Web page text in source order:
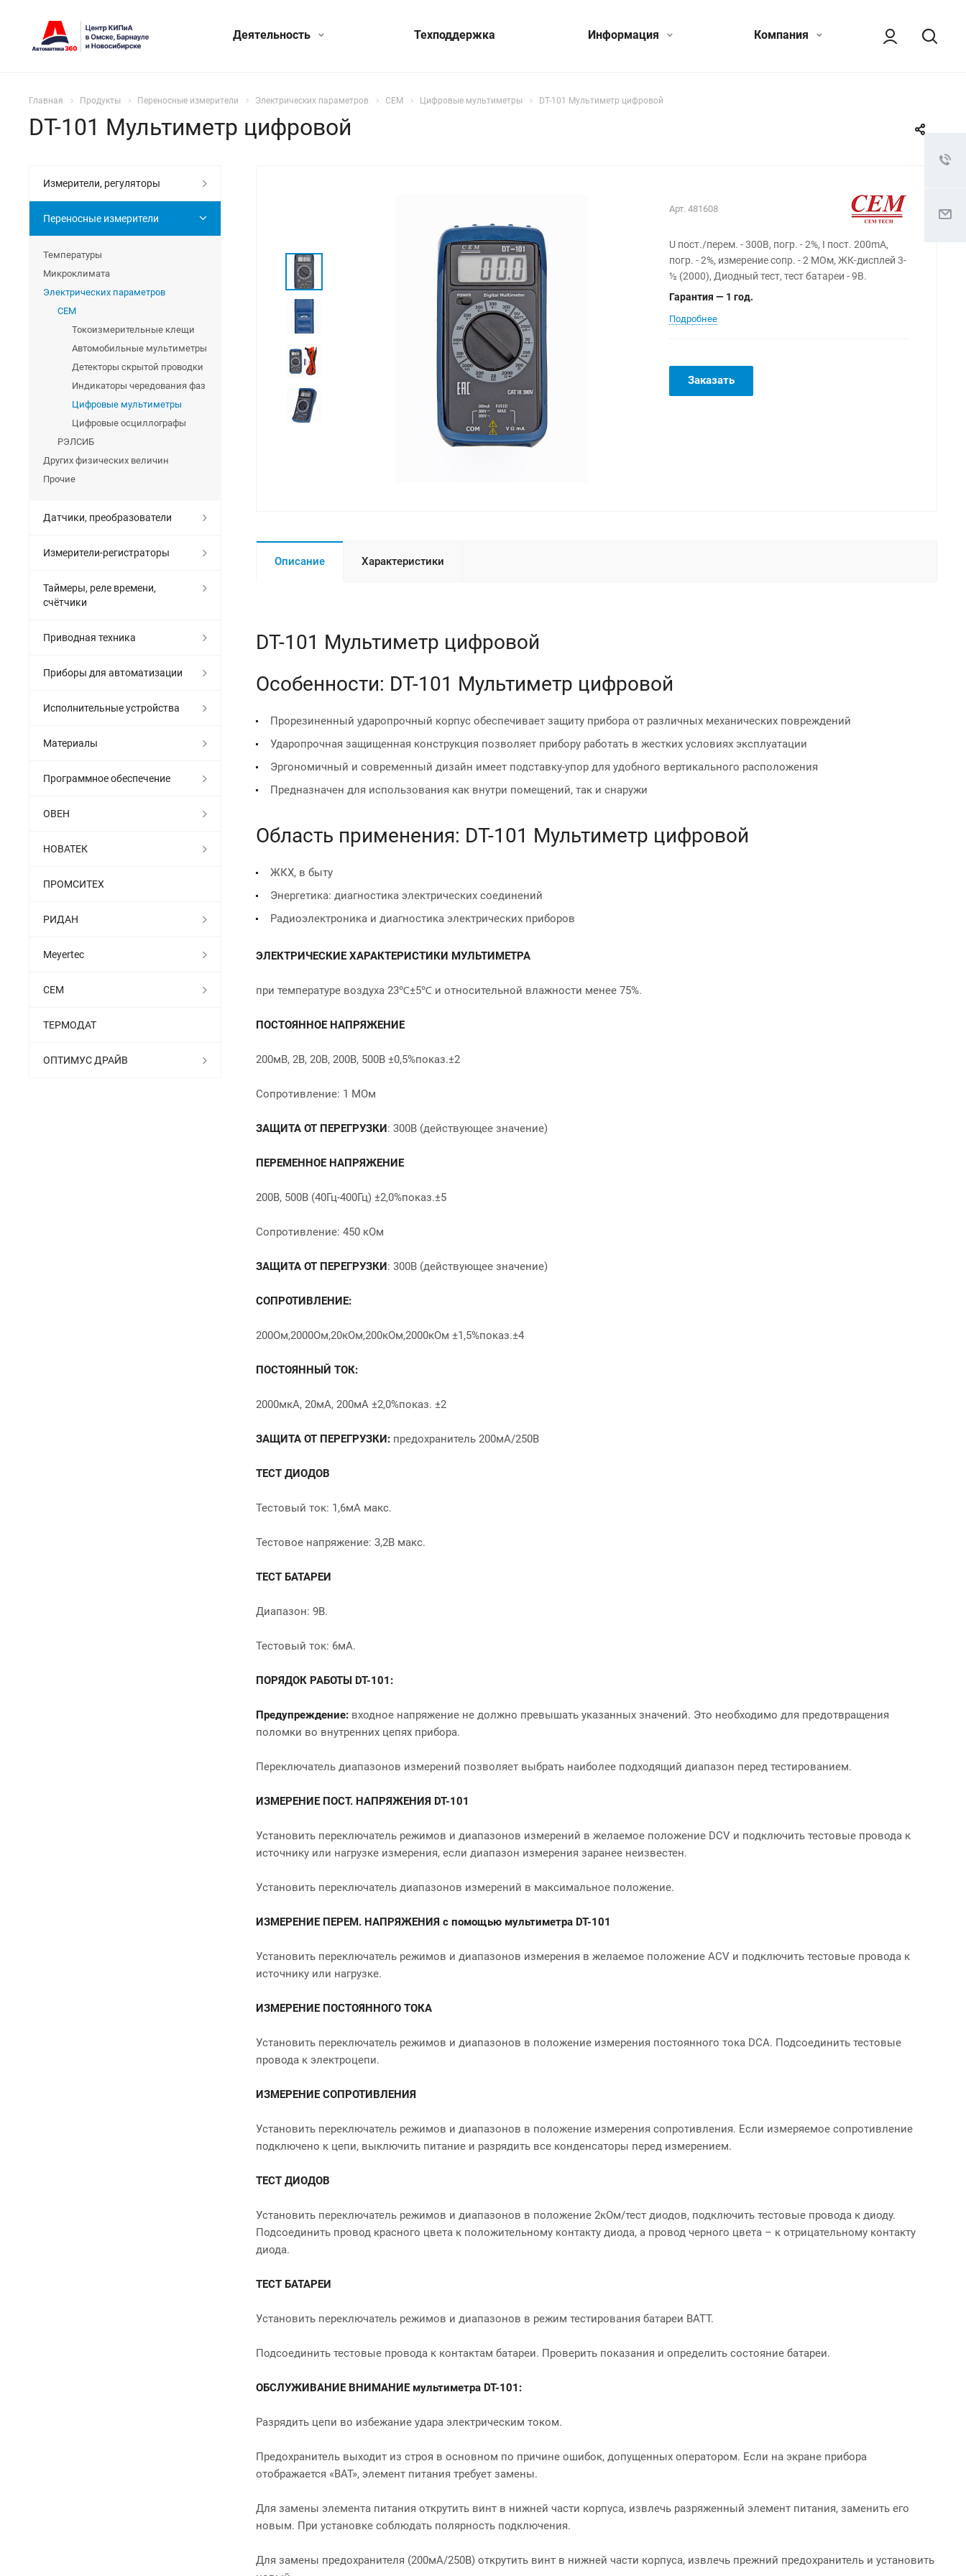
Деятельность Техподдержка Информация Компания
Главная Продукты Переносные измерители Электрических параметров CEM Цифровые мультиметры DT-101 Мультиметр цифровой
DT-101 Мультиметр цифровой
Арт. 481608
U пост./перем. - 300В, погр. - 2%, I пост. 200mA,
погр. - 2%, измерение сопр. - 2 МОм, ЖК-дисплей 3-
½ (2000), Диодный тест, тест батареи - 9В.
Гарантия — 1 год.
Подробнее
Заказать
Описание Характеристики
DT-101 Мультиметр цифровой
Особенности: DT-101 Мультиметр цифровой
Прорезиненный ударопрочный корпус обеспечивает защиту прибора от различных механических повреждений
Ударопрочная защищенная конструкция позволяет прибору работать в жестких условиях эксплуатации
Эргономичный и современный дизайн имеет подставку-упор для удобного вертикального расположения
Предназначен для использования как внутри помещений, так и снаружи
Область применения: DT-101 Мультиметр цифровой
ЖКХ, в быту
Энергетика: диагностика электрических соединений
Радиоэлектроника и диагностика электрических приборов
ЭЛЕКТРИЧЕСКИЕ ХАРАКТЕРИСТИКИ МУЛЬТИМЕТРА
при температуре воздуха 23℃±5℃ и относительной влажности менее 75%.
ПОСТОЯННОЕ НАПРЯЖЕНИЕ
200мВ, 2В, 20В, 200В, 500В ±0,5%показ.±2
Сопротивление: 1 МОм
ЗАЩИТА ОТ ПЕРЕГРУЗКИ: 300В (действующее значение)
ПЕРЕМЕННОЕ НАПРЯЖЕНИЕ
200В, 500В (40Гц-400Гц) ±2,0%показ.±5
Сопротивление: 450 кОм
ЗАЩИТА ОТ ПЕРЕГРУЗКИ: 300В (действующее значение)
СОПРОТИВЛЕНИЕ:
200Ом,2000Ом,20кОм,200кОм,2000кОм ±1,5%показ.±4
ПОСТОЯННЫЙ ТОК:
2000мкА, 20мА, 200мА ±2,0%показ. ±2
ЗАЩИТА ОТ ПЕРЕГРУЗКИ: предохранитель 200мА/250В
ТЕСТ ДИОДОВ
Тестовый ток: 1,6мА макс.
Тестовое напряжение: 3,2В макс.
ТЕСТ БАТАРЕИ
Диапазон: 9В.
Тестовый ток: 6мА.
ПОРЯДОК РАБОТЫ DT-101:
Предупреждение: входное напряжение не должно превышать указанных значений. Это необходимо для предотвращения
поломки во внутренних цепях прибора.
Переключатель диапазонов измерений позволяет выбрать наиболее подходящий диапазон перед тестированием.
ИЗМЕРЕНИЕ ПОСТ. НАПРЯЖЕНИЯ DT-101
Установить переключатель режимов и диапазонов измерений в желаемое положение DCV и подключить тестовые провода к
источнику или нагрузке измерения, если диапазон измерения заранее неизвестен.
Установить переключатель диапазонов измерений в максимальное положение.
ИЗМЕРЕНИЕ ПЕРЕМ. НАПРЯЖЕНИЯ с помощью мультиметра DT-101
Установить переключатель режимов и диапазонов измерения в желаемое положение ACV и подключить тестовые провода к
источнику или нагрузке.
ИЗМЕРЕНИЕ ПОСТОЯННОГО ТОКА
Установить переключатель режимов и диапазонов в положение измерения постоянного тока DCA. Подсоединить тестовые
провода к электроцепи.
ИЗМЕРЕНИЕ СОПРОТИВЛЕНИЯ
Установить переключатель режимов и диапазонов в положение измерения сопротивления. Если измеряемое сопротивление
подключено к цепи, выключить питание и разрядить все конденсаторы перед измерением.
ТЕСТ ДИОДОВ
Установить переключатель режимов и диапазонов в положение 2кОм/тест диодов, подключить тестовые провода к диоду.
Подсоединить провод красного цвета к положительному контакту диода, а провод черного цвета – к отрицательному контакту
диода.
ТЕСТ БАТАРЕИ
Установить переключатель режимов и диапазонов в режим тестирования батареи BATT.
Подсоединить тестовые провода к контактам батареи. Проверить показания и определить состояние батареи.
ОБСЛУЖИВАНИЕ ВНИМАНИЕ мультиметра DT-101 :
Разрядить цепи во избежание удара электрическим током.
Предохранитель выходит из строя в основном по причине ошибок, допущенных оператором. Если на экране прибора
отображается «BAT», элемент питания требует замены.
Для замены элемента питания открутить винт в нижней части корпуса, извлечь разряженный элемент питания, заменить его
новым. При установке соблюдать полярность подключения.
Для замены предохранителя (200мА/250В) открутить винт в нижней части корпуса, извлечь прежний предохранитель и установить
Измерители, регуляторы
Переносные измерители
Температуры
Микроклимата
Электрических параметров
CEM
Токоизмерительные клещи
Автомобильные мультиметры
Детекторы скрытой проводки
Индикаторы чередования фаз
Цифровые мультиметры
Цифровые осциллографы
РЭЛСИБ
Других физических величин
Прочие
Датчики, преобразователи
Измерители-регистраторы
Таймеры, реле времени,
счётчики
Приводная техника
Приборы для автоматизации
Исполнительные устройства
Материалы
Программное обеспечение
ОВЕН
НОВАТЕК
ПРОМСИТЕХ
РИДАН
Meyertec
СЕМ
ТЕРМОДАТ
ОПТИМУС ДРАЙВ